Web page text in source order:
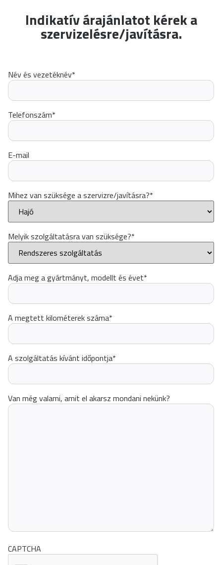
Indikatív árajánlatot kérek a
szervizelésre/javításra.
Név és vezetéknév*
Telefonszám*
E-mail
Mihez van szüksége a szervizre/javításra?*
Melyik szolgáltatásra van szüksége?*
Adja meg a gyártmányt, modellt és évet*
A megtett kilométerek száma*
A szolgáltatás kívánt időpontja*
Van még valami, amit el akarsz mondani nekünk?
CAPTCHA